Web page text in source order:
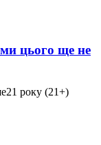
цього ще не
21 року (21+)